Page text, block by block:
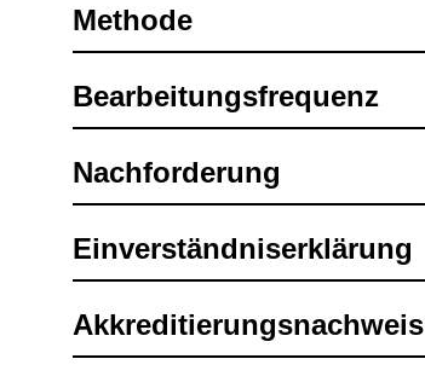
Methode
Bear­bei­tungs­fre­quenz
Nach­for­de­rung
Ein­ver­ständ­nis­er­klä­rung
Akkre­di­tie­rungs­nach­weis